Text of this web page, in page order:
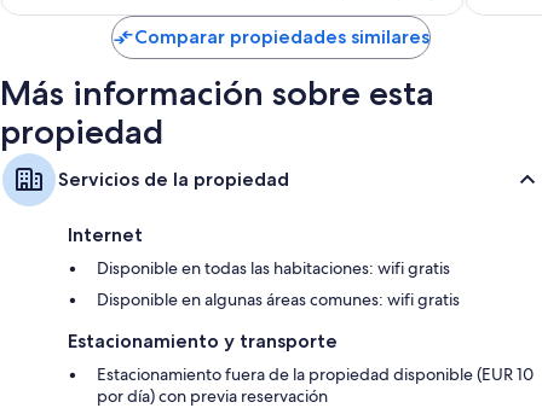
es
de
$288
Comparar propiedades similares
Más información sobre esta
propiedad
Servicios de la propiedad
Internet
Disponible en todas las habitaciones: wifi gratis
Disponible en algunas áreas comunes: wifi gratis
Estacionamiento y transporte
Estacionamiento fuera de la propiedad disponible (EUR 10
por día) con previa reservación